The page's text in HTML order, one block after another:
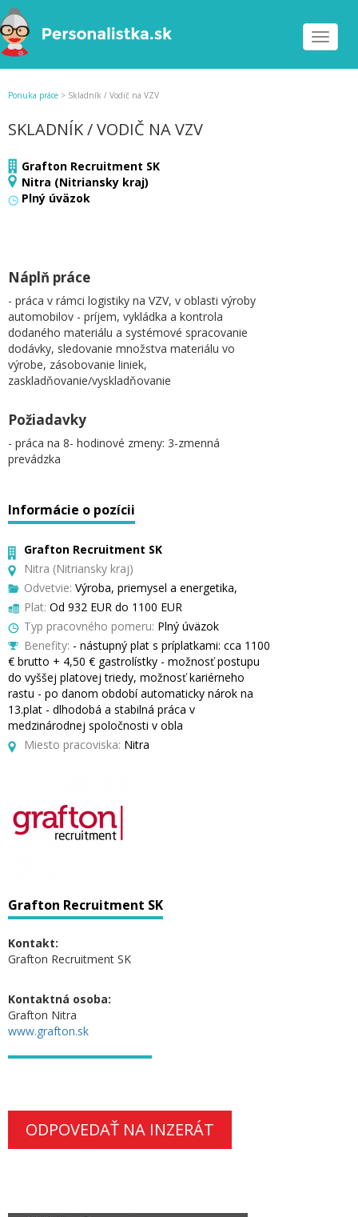
Toggle
Ponuka práce > Skladník / Vodič na VZV
SKLADNÍK / VODIČ NA VZV
Grafton Recruitment SK
Nitra (Nitriansky kraj)
Plný úväzok
Náplň práce
- práca v rámci logistiky na VZV, v oblasti výroby
automobilov - príjem, vykládka a kontrola
dodaného materiálu a systémové spracovanie
dodávky, sledovanie množstva materiálu vo
výrobe, zásobovanie liniek,
zaskladňovanie/vyskladňovanie
Požiadavky
- práca na 8- hodinové zmeny: 3-zmenná
prevádzka
Informácie o pozícii
Grafton Recruitment SK
Nitra (Nitriansky kraj)
Odvetvie: Výroba, priemysel a energetika,
Plat: Od 932 EUR do 1100 EUR
Typ pracovného pomeru: Plný úväzok
Benefity: - nástupný plat s príplatkami: cca 1100
€ brutto + 4,50 € gastrolístky - možnosť postupu
do vyššej platovej triedy, možnosť kariérneho
rastu - po danom období automaticky nárok na
13.plat - dlhodobá a stabilná práca v
medzinárodnej spoločnosti v obla
Miesto pracoviska: Nitra
Grafton Recruitment SK
Kontakt:
Grafton Recruitment SK
Kontaktná osoba:
Grafton Nitra
www.grafton.sk
ODPOVEDAŤ NA INZERÁT